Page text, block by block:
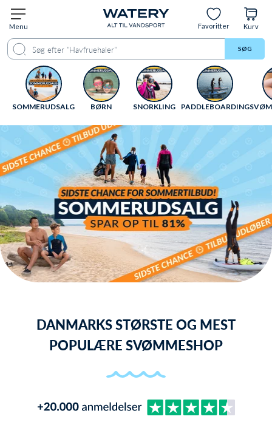
Menu Favoritter Kurv
SØG
SOMMERUDSALG BØRN SNORKLING PADDLEBOARDING
DANMARKS STØRSTE OG MEST
POPULÆRE SVØMMESHOP